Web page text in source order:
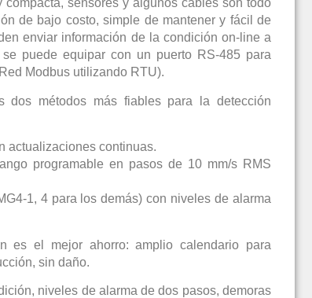
sensores y algunos cables son todo
de bajo costo, simple de mantener y fácil de
enviar información de la condición on-line a
puede equipar con un puerto RS-485 para
Modbus utilizando RTU).
dos métodos más fiables para la detección
actualizaciones continuas.
programable en pasos de 10 mm/s RMS
1, 4 para los demás) con niveles de alarma
es el mejor ahorro: amplio calendario para
sin daño.
niveles de alarma de dos pasos, demoras